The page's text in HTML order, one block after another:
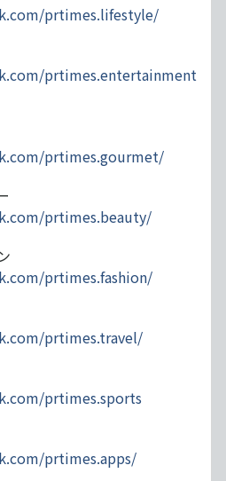
prtimes.lifestyle/
prtimes.entertainment
prtimes.gourmet/
prtimes.beauty/
prtimes.fashion/
prtimes.travel/
prtimes.sports
prtimes.apps/